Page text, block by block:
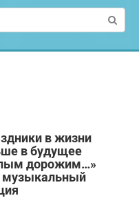
в жизни
в будущее
дорожим…»
музыкальный